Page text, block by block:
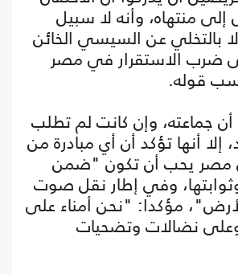
منتهاه، وأنه لا سبيل
بالتخلي عن السيسي الخائن
ضرب الاستقرار في مصر
قوله.
جماعته، وإن كانت لم تطلب
أنها تؤكد أن أي مبادرة من
مصر يحب أن تكون "ضمن
وفي إطار نقل صوت
مؤكدا: "نحن أمناء على
نضالات وتضحيات